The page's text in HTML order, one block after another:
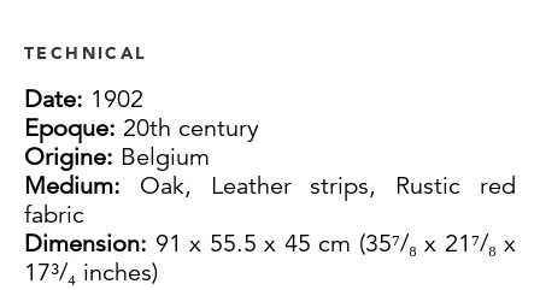
TECHNICAL
Date: 1902
Epoque: 20th century
Origine: Belgium
Medium: Oak, Leather strips, Rustic red
fabric
Dimension: 91 x 55.5 x 45 cm (35⁷/₈ x 21⁷/₈ x
17³/₄ inches)